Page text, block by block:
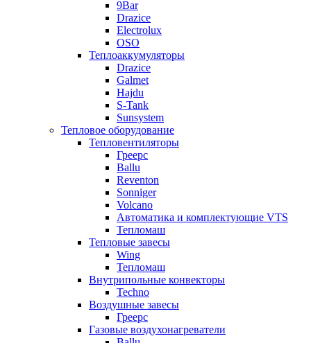
9Bar
Drazice
Electrolux
OSO
Теплоаккумуляторы
Drazice
Galmet
Hajdu
S-Tank
Sunsystem
Тепловое оборудование
Тепловентиляторы
Греерс
Ballu
Reventon
Sonniger
Volcano
Автоматика и комплектующие VTS
Тепломаш
Тепловые завесы
Wing
Тепломаш
Внутрипольные конвекторы
Techno
Воздушные завесы
Греерс
Газовые воздухонагреватели